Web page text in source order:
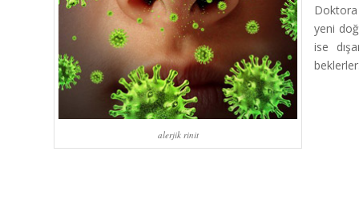
alerjik rinit
yeni
ise
beklerler.